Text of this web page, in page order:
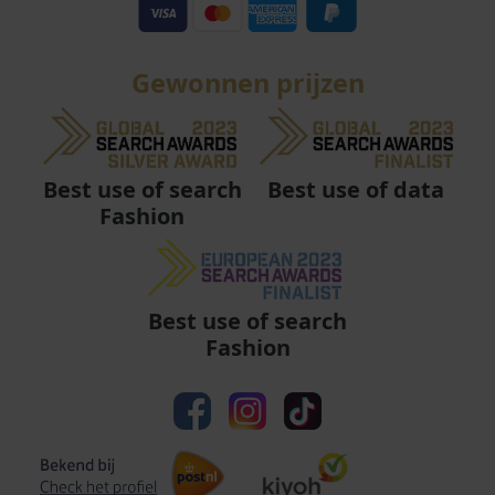
Gewonnen prijzen
Best use of search
Fashion
Best use of data
Best use of search
Fashion